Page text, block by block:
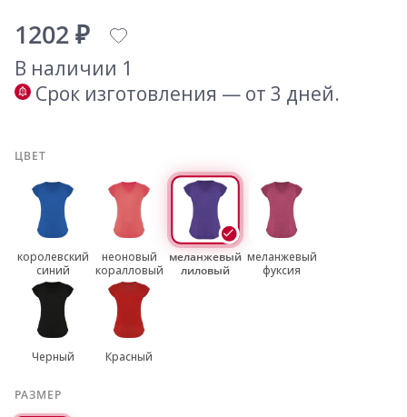
1202 ₽
В наличии 1
Срок изготовления — от 3 дней.
ЦВЕТ
королевский
синий
неоновый
коралловый
меланжевый
лиловый
меланжевый
фуксия
Черный Красный
РАЗМЕР